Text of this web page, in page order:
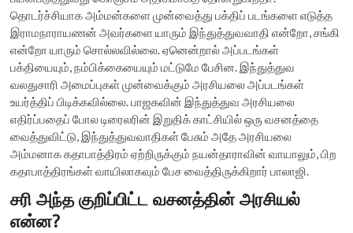
தொடர்ச்சியாக அம்மன்களை முன்வைத்து பக்திப் படங்களை எடுத்த
இராமநாராயணன் அவர்களை யாரும் இந்துத்துவவாதி என்றோ, சங்கி
என்றோ யாரும் சொல்லவில்லை. ஏனென்றால் அப்படங்கள்
பக்தியையும், நம்பிக்கையையும் மட்டுமே பேசின. இந்துத்துவ
வலதுசாரி அமைப்புகள் முன்வைக்கும் அரசியலை அப்படங்கள்
உயர்த்திப் பிடிக்கவில்லை. பாஜகவின் இந்துத்துவ அரசியலை
எதிர்ப்பதைப் போல டிரைலரின் இறுதிக் காட்சியில் ஒரு வசனத்தை
வைத்துவிட்டு, இந்துத்துவவாதிகள் பேசும் அதே அரசியலை
அம்மனாக கதாபாத்திரம் ஏற்றிருக்கும் நயன்தாராவின் வாயாலும், பிற
கதாபாத்திரங்கள் வாயிலாகவும் பேச வைத்திருக்கிறார் பாலாஜி.
சரி அந்த குறிப்பிட்ட வசனத்தின் அரசியல்
என்ன?